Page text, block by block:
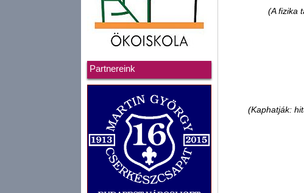
Partnereink
(A fizika
(Kaphatják: